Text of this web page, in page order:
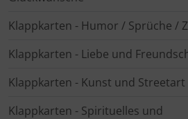
Klappkarten - Humor / Sprüche /
Klappkarten - Liebe und
Klappkarten - Kunst und Streetart
Klappkarten - Spirituelles und
Kalender 2027 - Organizer /
Postkarten - Tiere, Natur,
Postkarten - Retro / Vintage
Klappkarten - Retro / Vintage
Klappkarten - Hochzeit / Geburt